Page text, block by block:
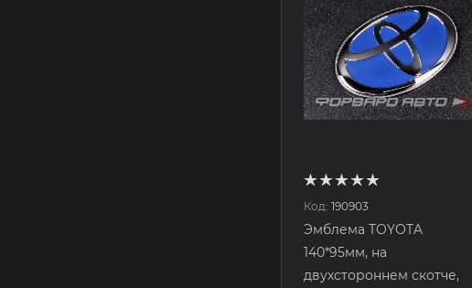
Код: 190903
Эмблема TOYOTA
140*95мм, на
двухстороннем скотче,